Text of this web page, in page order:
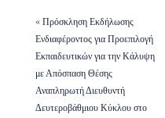
« Πρόσκληση Εκδήλωσης
Ενδιαφέροντος για Προεπιλογή
Εκπαιδευτικών για την Κάλυψη
με Απόσπαση Θέσης
Αναπληρωτή Διευθυντή
Δευτεροβάθμιου Κύκλου στο